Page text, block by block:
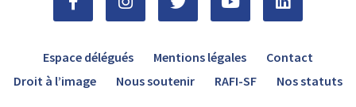
Espace délégués Mentions légales
Contact
Droit à l’image
Nous soutenir RAFI-SF Nos statuts